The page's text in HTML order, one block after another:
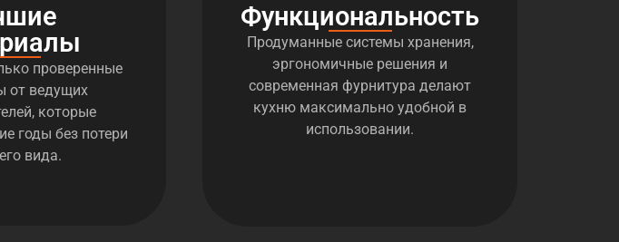
проверенные
от ведущих
которые
годы без потери
вида.
Функциональность
Продуманные системы хранения,
эргономичные решения и
современная фурнитура делают
кухню максимально удобной в
использовании.